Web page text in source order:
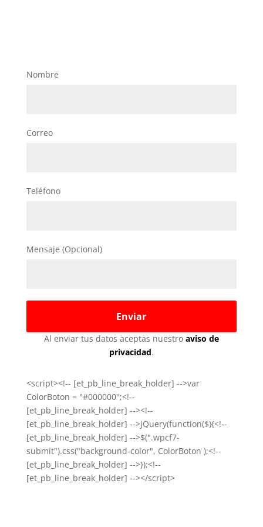
Nombre
Correo
Teléfono
Mensaje (Opcional)
Al enviar tus datos aceptas nuestro aviso de
privacidad.
<script><!-- [et_pb_line_break_holder] -->var
ColorBoton = "#000000";<!--
[et_pb_line_break_holder] --><!--
[et_pb_line_break_holder] -->jQuery(function($){<!--
[et_pb_line_break_holder] -->$(".wpcf7-
submit").css("background-color", ColorBoton );<!--
[et_pb_line_break_holder] -->});<!--
[et_pb_line_break_holder] --></script>